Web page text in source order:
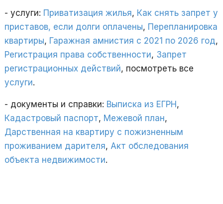
- услуги: Приватизация жилья, Как снять запрет у
приставов, если долги оплачены, Перепланировка
квартиры, Гаражная амнистия с 2021 по 2026 год,
Регистрация права собственности, Запрет
регистрационных действий, посмотреть все
услуги.
- документы и справки: Выписка из ЕГРН ,
Кадастровый паспорт, Межевой план,
Дарственная на квартиру с пожизненным
проживанием дарителя, Акт обследования
объекта недвижимости.